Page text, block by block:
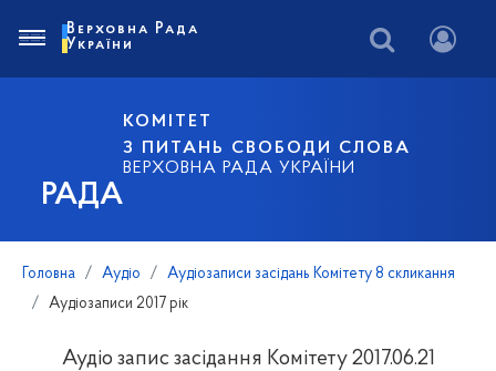
РАДА
КОМІТЕТ
З ПИТАНЬ СВОБОДИ СЛОВА
ВЕРХОВНА РАДА УКРАЇНИ
Верховна Рада
України
Головна Аудіо
Аудіозаписи засідань Комітету 8 скликання
Аудіозаписи 2017 рік
Аудіо запис засідання Комітету 2017.06.21